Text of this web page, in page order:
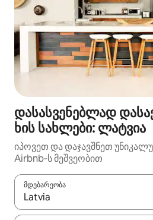
დასასვენებლად
ხის სახლები: ლატვია
იპოვეთ და დაჯავშნეთ
Airbnb‑ს მეშვეობით
მდებარეობა
როცა შედეგები ხელმისაწვდომი